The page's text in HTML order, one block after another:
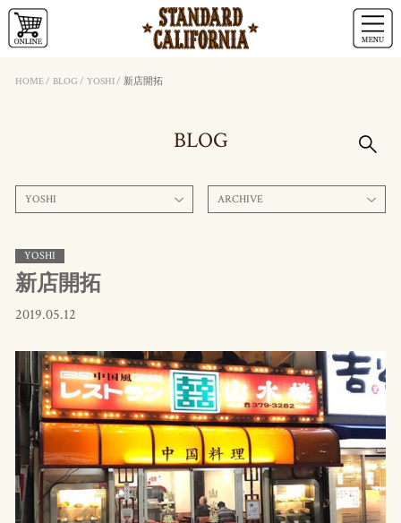
HOME/ BLOG / YOSHI/ 新店開拓
BLOG
YOSHI ARCHIVE
YOSHI
新店開拓
2019.05.12